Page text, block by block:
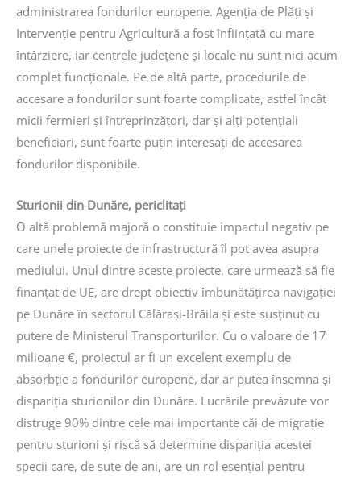
administrarea fondurilor europene. Agenţia de Plăţi şi
Intervenţie pentru Agricultură a fost înfiinţată cu mare
întârziere, iar centrele judeţene şi locale nu sunt nici acum
complet funcţionale. Pe de altă parte, procedurile de
accesare a fondurilor sunt foarte complicate, astfel încât
micii fermieri şi întreprinzători, dar şi alţi potenţiali
beneficiari, sunt foarte puţin interesaţi de accesarea
fondurilor disponibile.
Sturionii din Dunăre, periclitaţi
O altă problemă majoră o constituie impactul negativ pe
care unele proiecte de infrastructură îl pot avea asupra
mediului. Unul dintre aceste proiecte, care urmează să fie
finanţat de UE, are drept obiectiv îmbunătăţirea navigaţiei
pe Dunăre în sectorul Călăraşi-Brăila şi este susţinut cu
putere de Ministerul Transporturilor. Cu o valoare de 17
milioane €, proiectul ar fi un excelent exemplu de
absorbţie a fondurilor europene, dar ar putea însemna şi
dispariţia sturionilor din Dunăre. Lucrările prevăzute vor
distruge 90% dintre cele mai importante căi de migraţie
pentru sturioni şi riscă să determine dispariţia acestei
specii care, de sute de ani, are un rol esenţial pentru